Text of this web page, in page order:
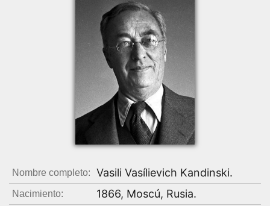
Nombre completo: Vasili Vasílievich Kandinski.
Nacimiento: 1866, Moscú, Rusia.